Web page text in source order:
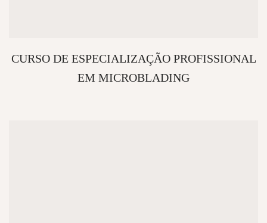
CURSO DE ESPECIALIZAÇÃO PROFISSIONAL
EM MICROBLADING